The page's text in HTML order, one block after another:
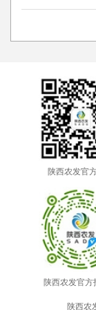
陕西农发官
陕西农发官方
陕西农